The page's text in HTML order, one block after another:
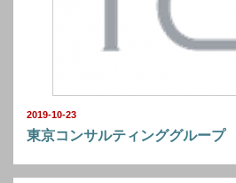
2019-10-23
東京コンサルティンググループ